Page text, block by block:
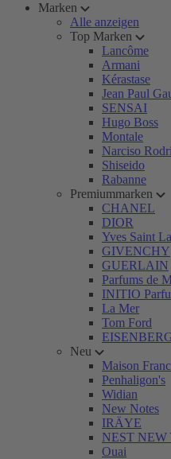
Marken
Alle anzeigen
Top Marken
Lancôme
Armani
Kérastase
Jean Paul
SENSAI
Hugo Boss
Montale
Narciso
Shiseido
Rabanne
Premiummarken
CHANEL
DIOR
Yves Saint
GIVENCHY
GUERLAIN
Parfums de
INITIO
La Mer
Tom Ford
Neu
Maison
Penhaligon's
Widian
New Notes
IRÄYE
NEST NEW
Ouai